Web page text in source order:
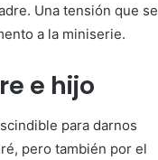
Una tensión que se
a la miniserie.
e hijo
para darnos
pero también por el